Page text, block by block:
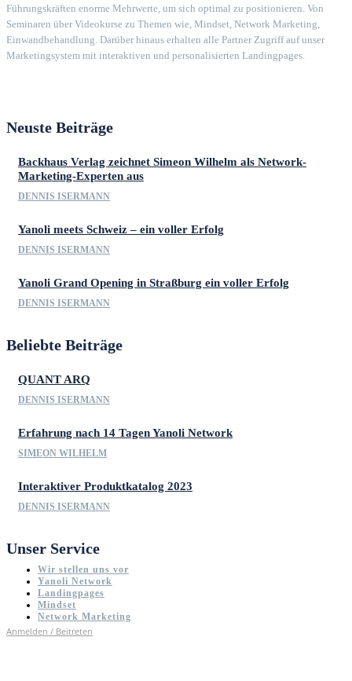
Führungskräften enorme Mehrwerte, um sich optimal zu positionieren. Von
Seminaren über Videokurse zu Themen wie, Mindset, Network Marketing,
Einwandbehandlung. Darüber hinaus erhalten alle Partner Zugriff auf unser
Marketingsystem mit interaktiven und personalisierten Landingpages.
Neuste Beiträge
Backhaus Verlag zeichnet Simeon Wilhelm als Network-
Marketing-Experten aus
DENNIS ISERMANN
Yanoli meets Schweiz – ein voller Erfolg
DENNIS ISERMANN
Yanoli Grand Opening in Straßburg ein voller Erfolg
DENNIS ISERMANN
Beliebte Beiträge
QUANT ARQ
DENNIS ISERMANN
Erfahrung nach 14 Tagen Yanoli Network
SIMEON WILHELM
Interaktiver Produktkatalog 2023
DENNIS ISERMANN
Unser Service
Wir stellen uns vor
Yanoli Network
Landingpages
Mindset
Network Marketing
Anmelden / Beitreten